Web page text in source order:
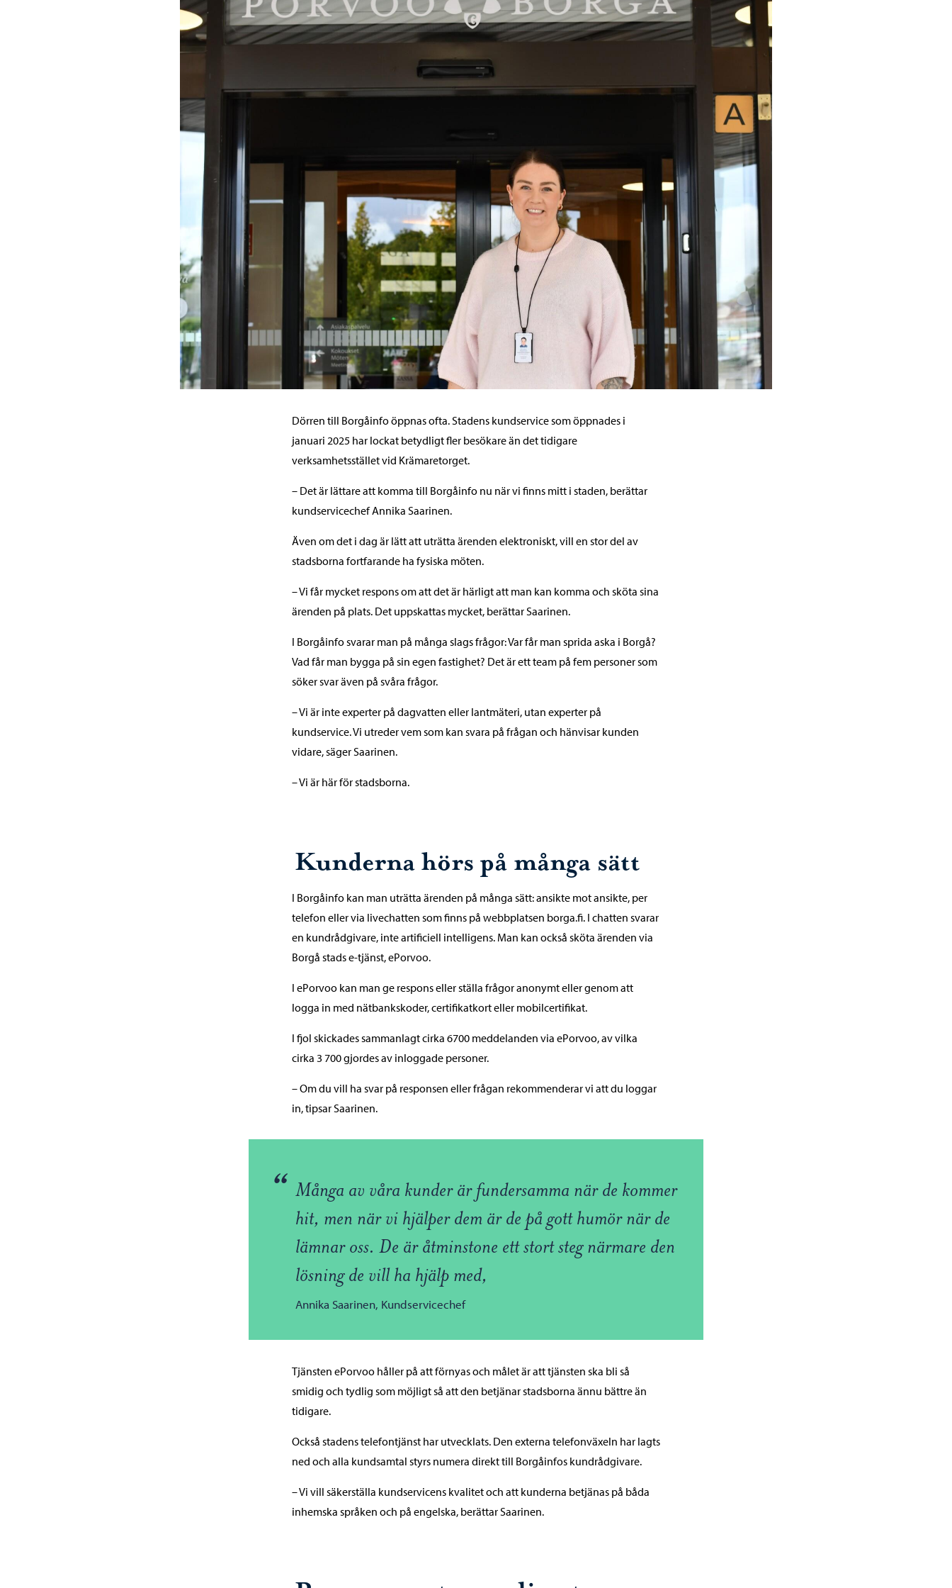
Dörren till Borgåinfo öppnas ofta. Stadens kundservice som öppnades i
januari 2025 har lockat betydligt fler besökare än det tidigare
verksamhetsstället vid Krämaretorget.
– Det är lättare att komma till Borgåinfo nu när vi finns mitt i staden, berättar
kundservicechef Annika Saarinen.
Även om det i dag är lätt att uträtta ärenden elektroniskt, vill en stor del av
stadsborna fortfarande ha fysiska möten.
– Vi får mycket respons om att det är härligt att man kan komma och sköta sina
ärenden på plats. Det uppskattas mycket, berättar Saarinen.
I Borgåinfo svarar man på många slags frågor: Var får man sprida aska i Borgå?
Vad får man bygga på sin egen fastighet? Det är ett team på fem personer som
söker svar även på svåra frågor.
– Vi är inte experter på dagvatten eller lantmäteri, utan experter på
kundservice. Vi utreder vem som kan svara på frågan och hänvisar kunden
vidare, säger Saarinen.
– Vi är här för stadsborna.
Kunderna hörs på många sätt
I Borgåinfo kan man uträtta ärenden på många sätt: ansikte mot ansikte, per
telefon eller via livechatten som finns på webbplatsen borga.fi. I chatten svarar
en kundrådgivare, inte artificiell intelligens. Man kan också sköta ärenden via
Borgå stads e-tjänst, ePorvoo.
I ePorvoo kan man ge respons eller ställa frågor anonymt eller genom att
logga in med nätbankskoder, certifikatkort eller mobilcertifikat.
I fjol skickades sammanlagt cirka 6700 meddelanden via ePorvoo, av vilka
cirka 3 700 gjordes av inloggade personer.
– Om du vill ha svar på responsen eller frågan rekommenderar vi att du loggar
in, tipsar Saarinen.
“ Många av våra kunder är fundersamma när de kommer
hit, men när vi hjälper dem är de på gott humör när de
lämnar oss. De är åtminstone ett stort steg närmare den
lösning de vill ha hjälp med,
Annika Saarinen, Kundservicechef
Tjänsten ePorvoo håller på att förnyas och målet är att tjänsten ska bli så
smidig och tydlig som möjligt så att den betjänar stadsborna ännu bättre än
tidigare.
Också stadens telefontjänst har utvecklats. Den externa telefonväxeln har lagts
ned och alla kundsamtal styrs numera direkt till Borgåinfos kundrådgivare.
– Vi vill säkerställa kundservicens kvalitet och att kunderna betjänas på båda
inhemska språken och på engelska, berättar Saarinen.